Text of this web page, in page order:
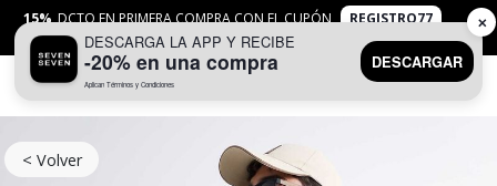
15% DCTO EN PRIMERA COMPRA CON EL CUPÓN
REGISTRO77
APLICANTYC
< Volver
DESCARGA LA APP Y RECIBE
-20% en una compra
Aplican Términos y Condiciones
DESCARGAR
✕